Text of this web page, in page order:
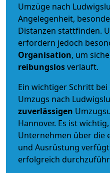
Umzüge nach
Angelegenheit,
Distanzen stattfinden.
erfordern jedoch
Organisation, um
reibungslosverläuft.
Ein wichtiger Schritt
Umzugs nach
zuverlässigen
Hannover. Es ist
Unternehmen über die
und Ausrüstung
erfolgreich